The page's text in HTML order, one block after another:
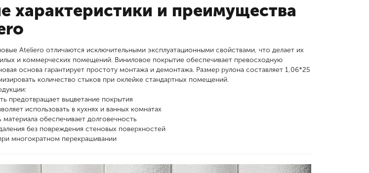
характеристики и преимущества
Ateliero отличаются исключительными эксплуатационными свойствами, что делает их
и коммерческих помещений. Виниловое покрытие обеспечивает превосходную
основа гарантирует простоту монтажа и демонтажа. Размер рулона составляет 1,06*25
количество стыков при оклейке стандартных помещений.
предотвращает выцветание покрытия
использовать в кухнях и ванных комнатах
обеспечивает долговечность
без повреждения стеновых поверхностей
многократном перекрашивании